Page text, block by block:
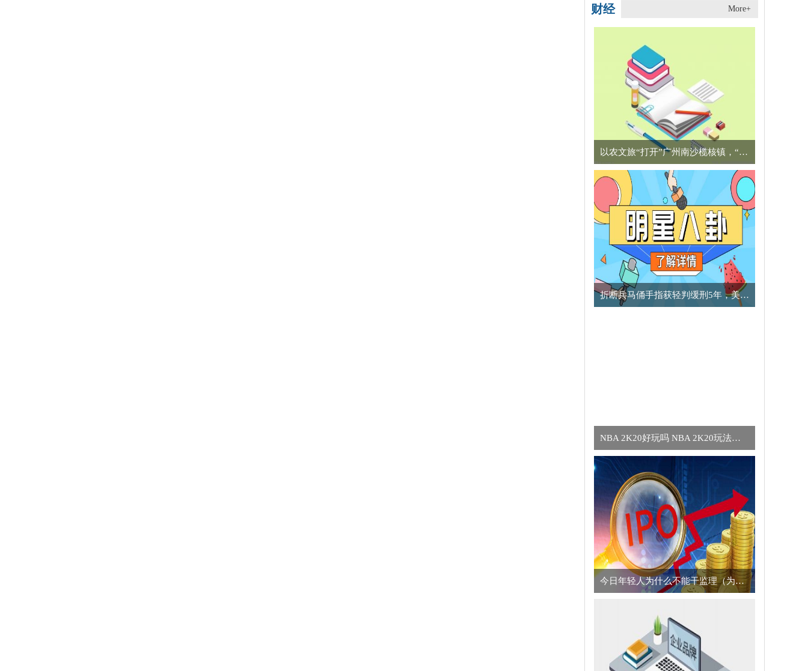
财经 More+
以农文旅“打开”广州南沙榄核镇，“星海故里”别有一番风味
​折断兵马俑手指获轻判缓刑5年，美国男子向中方致歉
NBA 2K20好玩吗 NBA 2K20玩法简介
今日年轻人为什么不能干监理（为什么年轻人不适合干监理的真正原因）